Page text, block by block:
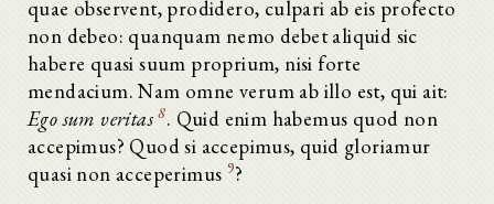
quae observent, prodidero, culpari ab eis profecto
non debeo: quanquam nemo debet aliquid sic
habere quasi suum proprium, nisi forte
mendacium. Nam omne verum ab illo est, qui ait:
Ego sum veritas8. Quid enim habemus quod non
accepimus? Quod si accepimus, quid gloriamur
quasi non acceperimus 9?